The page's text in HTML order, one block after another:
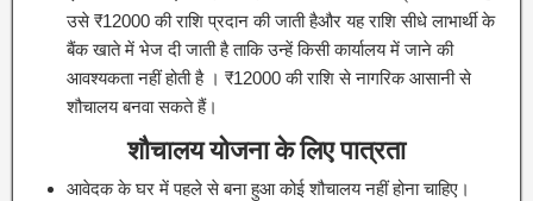
उसे ₹12000 की राशि प्रदान की जाती हैऔर यह राशि सीधे लाभार्थी के
बैंक खाते में भेज दी जाती है ताकि उन्हें किसी कार्यालय में जाने की
आवश्यकता नहीं होती है । ₹12000 की राशि से नागरिक आसानी से
शौचालय बनवा सकते हैं।
शौचालय योजना के लिए पात्रता
आवेदक के घर में पहले से बना हुआ कोई शौचालय नहीं होना चाहिए।